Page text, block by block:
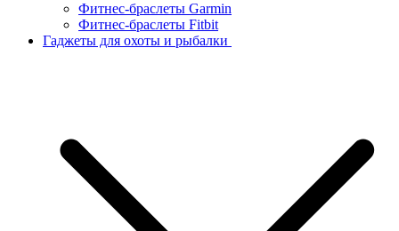
Фитнес-браслеты Garmin
Фитнес-браслеты Fitbit
Гаджеты для охоты и рыбалки